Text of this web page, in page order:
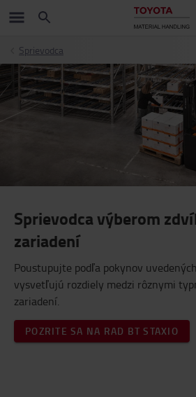
Sprievodca
Sprievodca výberom
zariadení
Poustupujte podľa pokynov
vysvetľujú rozdiely medzi rôznymi
zariadení.
POZRITE SA NA RAD BT STAXIO